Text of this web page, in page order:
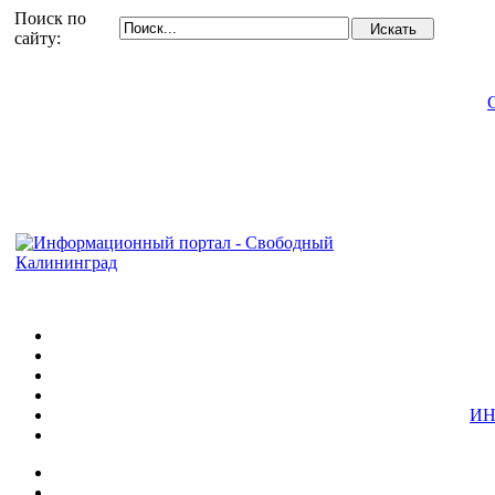
Поиск по
сайту: